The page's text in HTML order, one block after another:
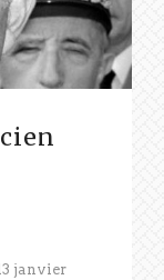
janvier